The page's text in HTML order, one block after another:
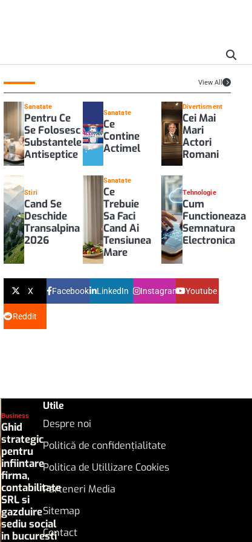
View All
Sanatate
Pentru Ce
Se Folosesc
Substantele
Antiseptice
Sanatate
Ce
Contine
Actimel
Divertisment
Cei Mai
Mari
Actori
Romani
Stiri
Cand Se
Deschide
Transalpina
2026
Sanatate
Ce
Trebuie
Sa Faci
Cand Ai
Tensiunea
Mare
Tehnologie
Cum
Functioneaza
Semnatura
Electronica
X Facebook LinkedIn Instagram Youtube
Reddit
Business
Ghid
strategic
pentru
infiintare
firma,
contabilitate
SRL si
gazduire
sediu social
in bucuresti
Utile
Despre noi
Politică de confidențialitate
Politica de Utillizare Cookies
Parteneri Media
Sitemap
Contact